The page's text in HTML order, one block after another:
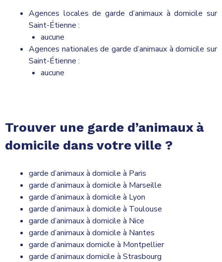
Agences locales de garde d’animaux à domicile sur
Saint-Étienne :
aucune
Agences nationales de garde d’animaux à domicile sur
Saint-Étienne :
aucune
Trouver une garde d’animaux à
domicile dans votre ville ?
garde d’animaux à domicile à Paris
garde d’animaux à domicile à Marseille
garde d’animaux à domicile à Lyon
garde d’animaux à domicile à Toulouse
garde d’animaux à domicile à Nice
garde d’animaux à domicile à Nantes
garde d’animaux domicile à Montpellier
garde d’animaux domicile à Strasbourg